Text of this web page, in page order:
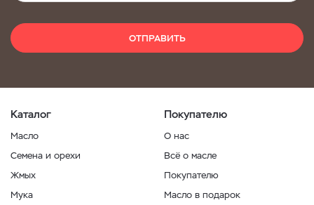
ОТПРАВИТЬ
Каталог
Масло
Семена и орехи
Жмых
Мука
Покупателю
О нас
Всё о масле
Покупателю
Масло в подарок